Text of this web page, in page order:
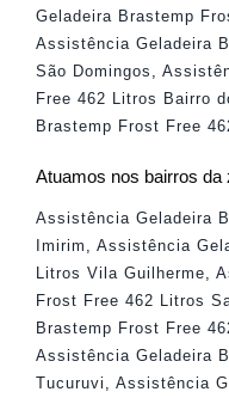
Geladeira Brastemp
Assistência Geladeira
São Domingos ,
Free 462 Litros Bairro
Brastemp Frost Free
Atuamos nos bairros da
Assistência Geladeira
Imirim
Assistência
Litros Vila Guilherme
Frost Free 462 Litros
Brastemp Frost Free
Assistência Geladeira
Tucuruvi
Assistência